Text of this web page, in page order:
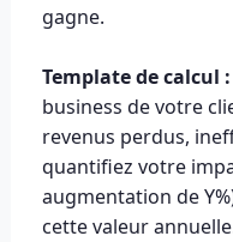
gagne.
Template de calcul :
business de votre
revenus perdus,
quantifiez votre
augmentation de
cette valeur